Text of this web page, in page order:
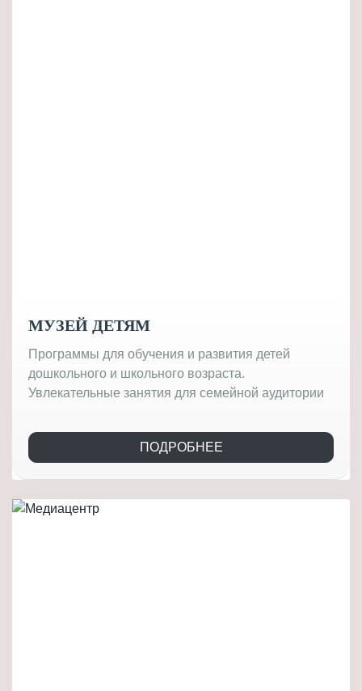
МУЗЕЙ ДЕТЯМ
Программы для обучения и развития детей
дошкольного и школьного возраста.
Увлекательные занятия для семейной аудитории
ПОДРОБНЕЕ